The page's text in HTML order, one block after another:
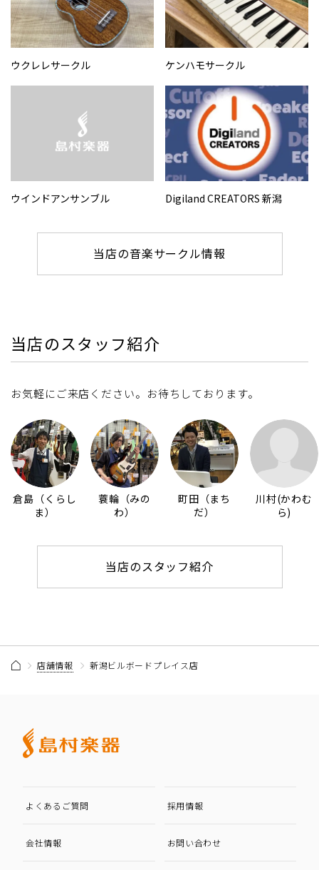
ウクレレサークル ケンハモサークル
ウインドアンサンブル Digiland CREATORS 新潟
当店の音楽サークル情報
当店のスタッフ紹介
お気軽にご来店ください。お待ちしております。
倉島（くらし
ま）
蓑輪（みの
わ）
町田（まち
だ）
川村(かわむ
ら)
当店のスタッフ紹介
店舗情報 新潟ビルボードプレイス店
よくあるご質問 採用情報
会社情報 お問い合わせ